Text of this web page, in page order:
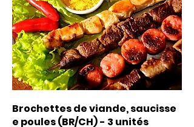
Brochettes de viande, saucisse
e poules (BR/CH) - 3 unités